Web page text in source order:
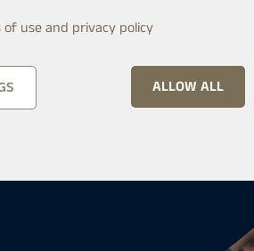
olla
of use and privacy policy
ALLOW ALL